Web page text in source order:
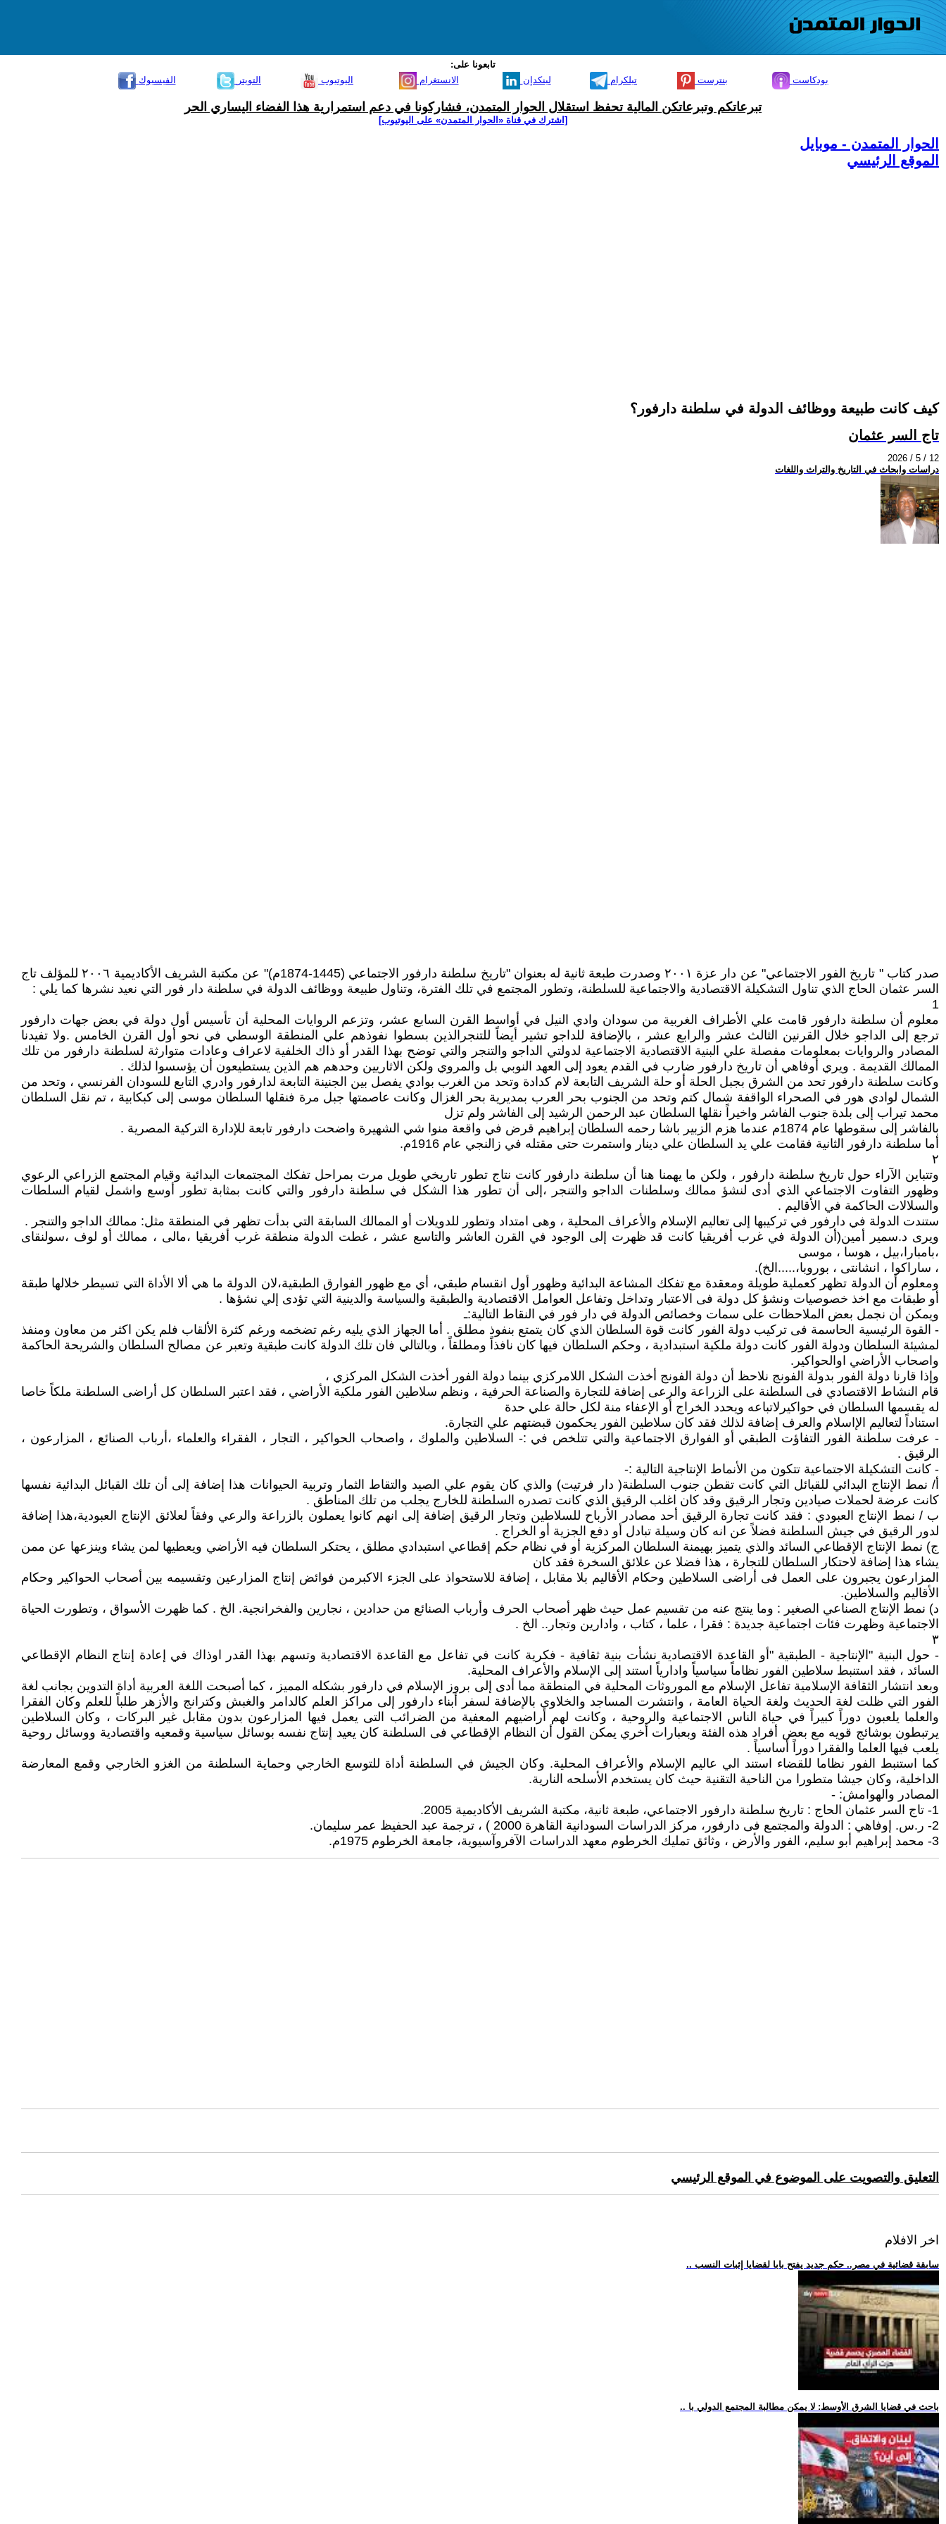
تابعونا على:
الفيسبوك
التويتر اليوتيوب الانستغرام لينكدإن تيلكرام بنترست بودكاست
تبرعاتكم وتبرعاتكن المالية تحفظ استقلال الحوار المتمدن، فشاركونا في دعم استمرارية هذا الفضاء اليساري الحر
[اشترك في قناة ‫«الحوار المتمدن» على اليوتيوب]
الحوار المتمدن - موبايل
الموقع الرئيسي
كيف كانت طبيعة ووظائف الدولة في سلطنة دارفور؟
تاج السر عثمان
2026 / 5 / 12
دراسات وابحاث في التاريخ والتراث واللغات
صدر كتاب " تاريخ الفور الاجتماعي" عن دار عزة ٢٠٠١ وصدرت طبعة ثانية له بعنوان "تاريخ سلطنة دارفور الاجتماعي (1445-1874م)" عن مكتبة الشريف الأكاديمية ٢٠٠٦ للمؤلف تاج
السر عثمان الحاج الذي تناول التشكيلة الاقتصادية والاجتماعية للسلطنة، وتطور المجتمع في تلك الفترة، وتناول طبيعة ووظائف الدولة في سلطنة دار فور التي نعيد نشرها كما يلي :
1
معلوم أن سلطنة دارفور قامت علي الأطراف الغربية من سودان وادي النيل في أواسط القرن السابع عشر، وتزعم الروايات المحلية أن تأسيس أول دولة في بعض جهات دارفور
ترجع إلى الداجو خلال القرنين الثالث عشر والرابع عشر ، بالإضافة للداجو تشير أيضاً للتنجرالذين بسطوا نفوذهم علي المنطقة الوسطي في نحو أول القرن الخامس .ولا تفيدنا
المصادر والروايات بمعلومات مفصلة علي البنية الاقتصادية الاجتماعية لدولتي الداجو والتنجر والتي توضح بهذا القدر أو ذاك الخلفية لاعراف وعادات متوارثة لسلطنة دارفور من تلك
الممالك القديمة . ويري أوفاهي أن تاريخ دارفور ضارب في القدم يعود إلى العهد النوبي بل والمروي ولكن الاثاريين وحدهم هم الذين يستطيعون أن يؤسسوا لذلك .
وكانت سلطنة دارفور تحد من الشرق بجبل الحلة أو حلة الشريف التابعة لام كدادة وتحد من الغرب بوادي يفصل بين الجنينة التابعة لدارفور وادري التابع للسودان الفرنسي ، وتحد من
الشمال لوادي هور في الصحراء الواقفة شمال كتم وتحد من الجنوب بحر العرب بمديرية بحر الغزال وكانت عاصمتها جبل مرة فنقلها السلطان موسى إلى كبكابية ، تم نقل السلطان
محمد تيراب إلى بلدة جنوب الفاشر واخيراً نقلها السلطان عبد الرحمن الرشيد إلى الفاشر ولم تزل
بالفاشر إلى سقوطها عام 1874م عندما هزم الزبير باشا رحمه السلطان إبراهيم قرض في واقعة منوا شي الشهيرة واضحت دارفور تابعة للإدارة التركية المصرية .
أما سلطنة دارفور الثانية فقامت علي يد السلطان علي دينار واستمرت حتى مقتله في زالنجي عام 1916م.
٢
وتتباين الآراء حول تاريخ سلطنة دارفور ، ولكن ما يهمنا هنا أن سلطنة دارفور كانت نتاج تطور تاريخي طويل مرت بمراحل تفكك المجتمعات البدائية وقيام المجتمع الزراعي الرعوي
وظهور التفاوت الاجتماعي الذي أدى لنشؤ ممالك وسلطنات الداجو والتنجر ،إلى أن تطور هذا الشكل في سلطنة دارفور والتي كانت بمثابة تطور أوسع واشمل لقيام السلطات
والسلالات الحاكمة في الأقاليم .
ستندت الدولة في دارفور في تركيبها إلى تعاليم الإسلام والأعراف المحلية ، وهى امتداد وتطور للدويلات أو الممالك السابقة التي بدأت تظهر في المنطقة مثل: ممالك الداجو والتنجر .
ويرى د.سمير أمين(أن الدولة في غرب أفريقيا كانت قد ظهرت إلى الوجود في القرن العاشر والتاسع عشر ، غطت الدولة منطقة غرب أفريقيا ،مالى ، ممالك أو لوف ،سولنقاى
،بامبارا،بيل ، هوسا ، موسى
، ساراكوا ، انشانتى ، بوروبا،.....الخ).
ومعلوم أن الدولة تظهر كعملية طويلة ومعقدة مع تفكك المشاعة البدائية وظهور أول انقسام طبقي، أي مع ظهور الفوارق الطبقية،لان الدولة ما هي ألا الأداة التي تسيطر خلالها طبقة
أو طبقات مع اخذ خصوصيات ونشؤ كل دولة فى الاعتبار وتداخل وتفاعل العوامل الاقتصادية والطبقية والسياسة والدينية التي تؤدى إلي نشؤها .
ويمكن أن نجمل بعض الملاحظات على سمات وخصائص الدولة في دار فور في النقاط التالية:ـ
- القوة الرئيسية الحاسمة فى تركيب دولة الفور كانت قوة السلطان الذي كان يتمتع بنفوذ مطلق . أما الجهاز الذي يليه رغم تضخمه ورغم كثرة الألقاب فلم يكن اكثر من معاون ومنفذ
لمشيئة السلطان ودولة الفور كانت دولة ملكية استبدادية ، وحكم السلطان فيها كان نافذاً ومطلقاً ، وبالتالي فان تلك الدولة كانت طبقية وتعبر عن مصالح السلطان والشريحة الحاكمة
واصحاب الأراضي اوالحواكير.
وإذا قارنا دولة الفور بدولة الفونج نلاحظ أن دولة الفونج أخذت الشكل اللامركزي بينما دولة الفور أخذت الشكل المركزي ،
قام النشاط الاقتصادي فى السلطنة على الزراعة والرعى إضافة للتجارة والصناعة الحرفية ، ونظم سلاطين الفور ملكية الأراضي ، فقد اعتبر السلطان كل أراضى السلطنة ملكاً خاصا
له يقسمها السلطان في حواكيرلاتباعه ويحدد الخراج أو الإعفاء منة لكل حالة علي حدة
استناداً لتعاليم الإاسلام والعرف إضافة لذلك فقد كان سلاطين الفور يحكمون قبضتهم علي التجارة.
- عرفت سلطنة الفور التفاؤت الطبقي أو الفوارق الاجتماعية والتي تتلخص في :- السلاطين والملوك ، واصحاب الحواكير ، التجار ، الفقراء والعلماء ،أرباب الصنائع ، المزارعون ،
الرقيق .
- كانت التشكيلة الاجتماعية تتكون من الأنماط الإنتاجية التالية :-
أ/ نمط الإنتاج البدائي للقبائل التي كانت تقطن جنوب السلطنة( دار فرتيت) والذي كان يقوم علي الصيد والتقاط الثمار وتربية الحيوانات هذا إضافة إلى أن تلك القبائل البدائية نفسها
كانت عرضة لحملات صيادين وتجار الرقيق وقد كان اغلب الرقيق الذي كانت تصدره السلطنة للخارج يجلب من تلك المناطق .
ب / نمط الإنتاج العبودي : فقد كانت تجارة الرقيق أحد مصادر الأرباح للسلاطين وتجار الرقيق إضافة إلى انهم كانوا يعملون بالزراعة والرعي وفقاً لعلائق الإنتاج العبودية،هذا إضافة
لدور الرقيق في جيش السلطنة فضلاً عن انه كان وسيلة تبادل أو دفع الجزية أو الخراج .
ج) نمط الإنتاج الإقطاعي السائد والذي يتميز بهيمنة السلطان المركزية أو في نظام حكم إقطاعي استبدادي مطلق ، يحتكر السلطان فيه الأراضي ويعطيها لمن يشاء وينزعها عن ممن
يشاء هذا إضافة لاحتكار السلطان للتجارة ، هذا فضلا عن علائق السخرة فقد كان
المزارعون يجبرون على العمل فى أراضى السلاطين وحكام الأقاليم بلا مقابل ، إضافة للاستحواذ على الجزء الاكبرمن فوائض إنتاج المزارعين وتقسيمه بين أصحاب الحواكير وحكام
الأقاليم والسلاطين.
د) نمط الإنتاج الصناعي الصغير : وما ينتج عنه من تقسيم عمل حيث ظهر أصحاب الحرف وأرباب الصنائع من حدادين ، نجارين والفخرانجية. الخ . كما ظهرت الأسواق ، وتطورت الحياة
الاجتماعية وظهرت فئات اجتماعية جديدة : فقرا ، علما ، كتاب ، وادارين وتجار.. الخ .
٣
- حول البنية "الإنتاجية - الطبقية "أو القاعدة الاقتصادية نشأت بنية ثقافية - فكرية كانت في تفاعل مع القاعدة الاقتصادية وتسهم بهذا القدر اوذاك في إعادة إنتاج النظام الإقطاعي
السائد ، فقد استنبط سلاطين الفور نظاماً سياسياً وادارياً استند إلى الإسلام والأعراف المحلية.
وبعد انتشار الثقافة الإسلامية تفاعل الإسلام مع الموروثات المحلية في المنطقة مما أدى إلى بروز الإسلام في دارفور بشكله المميز ، كما أصبحت اللغة العربية أداة التدوين بجانب لغة
الفور التي ظلت لغة الحديث ولغة الحياة العامة ، وانتشرت المساجد والخلاوي بالإضافة لسفر أبناء دارفور إلى مراكز العلم كالدامر والغبش وكترانج والأزهر طلباً للعلم وكان الفقرا
والعلما يلعبون دوراً كبيراً في حياة الناس الاجتماعية والروحية ، وكانت لهم أراضيهم المعفية من الضرائب التى يعمل فيها المزارعون بدون مقابل غير البركات ، وكان السلاطين
يرتبطون بوشائج قويه مع بعض أفراد هذه الفئة وبعبارات أخري يمكن القول أن النظام الإقطاعي فى السلطنة كان يعيد إنتاج نفسه بوسائل سياسية وقمعيه واقتصادية ووسائل روحية
يلعب فيها العلما والفقرا دوراً أساسياً .
كما استنبط الفور نظاما للقضاء استند الي عاليم الإسلام والأعراف المحلية. وكان الجيش في السلطنة أداة للتوسع الخارجي وحماية السلطنة من الغزو الخارجي وقمع المعارضة
الداخلية، وكان جيشا متطورا من الناحية التقنية حيث كان يستخدم الأسلحه النارية.
المصادر والهوامش: -
1- تاج السر عثمان الحاج : تاريخ سلطنة دارفور الاجتماعي، طبعة ثانية، مكتبة الشريف الأكاديمية 2005.
2- ر.س. إوفاهي : الدولة والمجتمع فى دارفور، مركز الدراسات السودانية القاهرة 2000 ) ، ترجمة عبد الحفيظ عمر سليمان.
3- محمد إبراهيم أبو سليم، الفور والأرض ، وثائق تمليك الخرطوم معهد الدراسات الآفروآسيوية، جامعة الخرطوم 1975م.
التعليق والتصويت على الموضوع في الموقع الرئيسي
اخر الافلام
.. سابقة قضائية في مصر.. حكم جديد يفتح بابا لقضايا إثبات النسب
.. باحث في قضايا الشرق الأوسط: لا يمكن مطالبة المجتمع الدولي با